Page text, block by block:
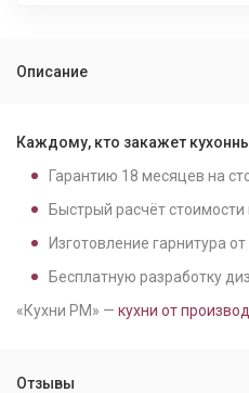
Описание
Каждому, кто закажет
Гарантию 18 месяцев на
Быстрый расчёт
Изготовление гарнитура от
Бесплатную разработку
«Кухни РМ» — кухни от
Отзывы